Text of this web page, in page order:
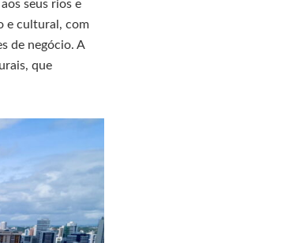
seus rios e
e cultural, com
de negócio. A
que